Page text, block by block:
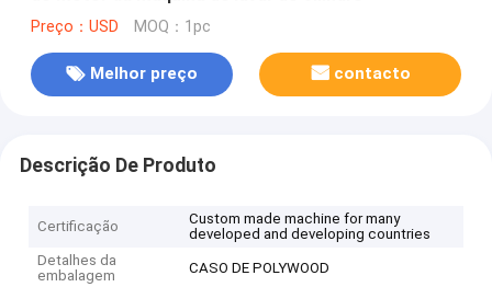
Preço：USD MOQ：1pc
Melhor preço contacto
Descrição De Produto
Certificação
Custom made machine for many
developed and developing countries
Detalhes da
embalagem
CASO DE POLYWOOD